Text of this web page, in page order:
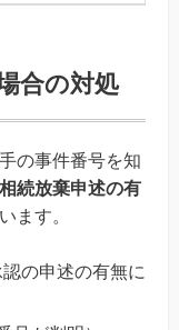
合の対処
の事件番号を知
相続放棄申述の有
ます。
の申述の有無に